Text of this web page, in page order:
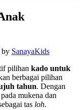
by SanayaKids
pilihan kado untuk
berbagai pilihan
tahun. Dengan
mukena dan
tas loh.